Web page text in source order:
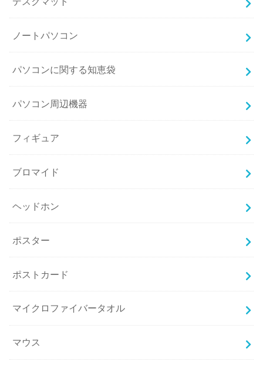
ノートパソコン
パソコンに関する知恵袋
パソコン周辺機器
フィギュア
ブロマイド
ヘッドホン
ポスター
ポストカード
マイクロファイバータオル
マウス